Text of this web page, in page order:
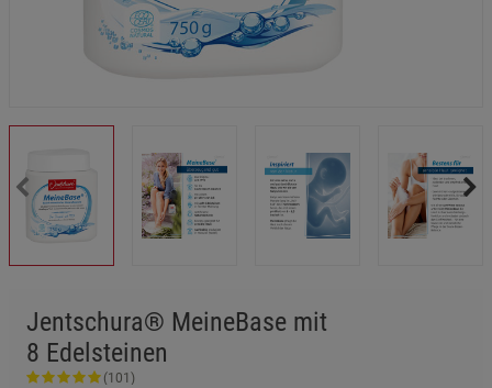
Jentschura® MeineBase mit
8 Edelsteinen
(101)